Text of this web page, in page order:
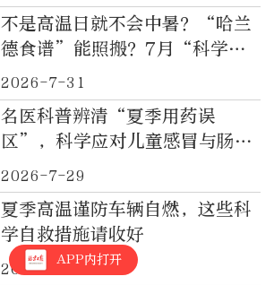
不是高温日就不会中暑？“哈兰
德食谱”能照搬？7月“科学”
流言榜来了
2026-7-31
名医科普辨清“夏季用药误
区”，科学应对儿童感冒与肠道
传染
2026-7-29
夏季高温谨防车辆自燃，这些科
学自救措施请收好
2026-7-21
APP内打开